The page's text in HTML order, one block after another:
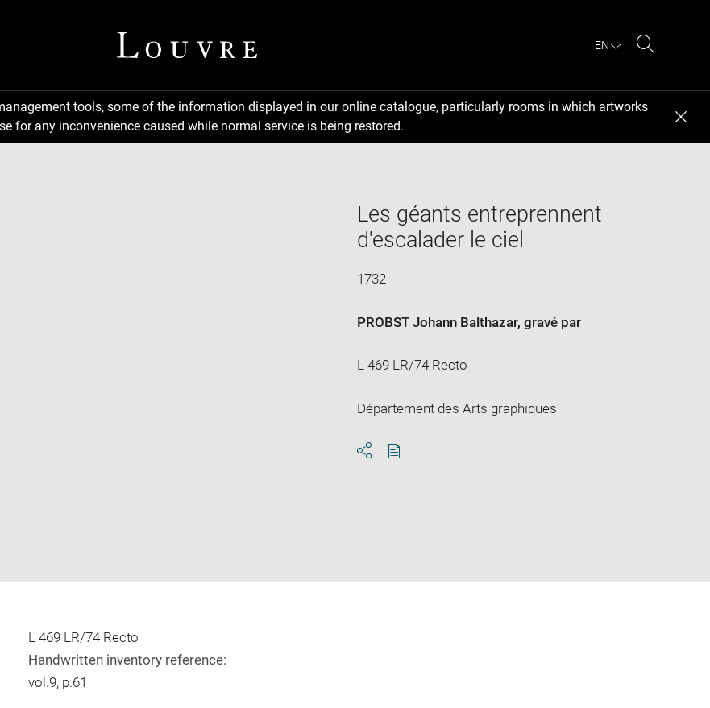
EN
tools, some of the information displayed in our online catalogue, particularly rooms in which artworks
for any inconvenience caused while normal service is being restored.
Les géants entreprennent
d'escalader le ciel
1732
PROBST Johann Balthazar, gravé par
L 469 LR/74 Recto
Département des Arts graphiques
L 469 LR/74 Recto
Handwritten inventory reference:
vol.9, p.61